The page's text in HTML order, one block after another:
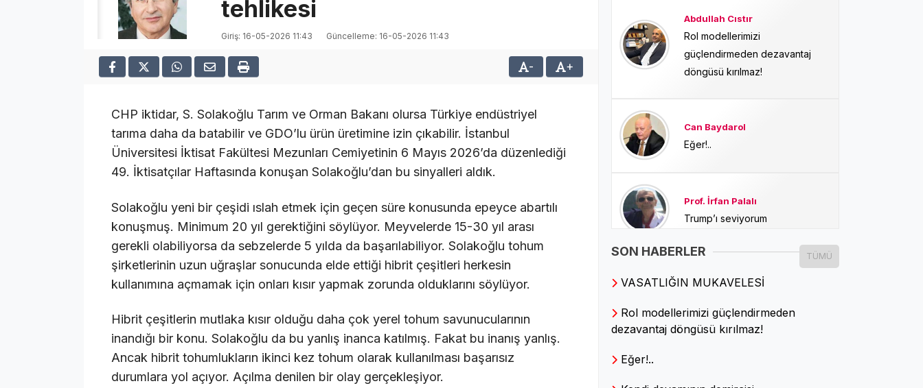
tehlikesi
Giriş: 16-05-2026 11:43 Güncelleme: 16-05-2026 11:43
- +
CHP iktidar, S. Solakoğlu Tarım ve Orman Bakanı olursa Türkiye endüstriyel
tarıma daha da batabilir ve GDO’lu ürün üretimine izin çıkabilir. İstanbul
Üniversitesi İktisat Fakültesi Mezunları Cemiyetinin 6 Mayıs 2026’da düzenlediği
49. İktisatçılar Haftasında konuşan Solakoğlu’dan bu sinyalleri aldık.
Solakoğlu yeni bir çeşidi ıslah etmek için geçen süre konusunda epeyce abartılı
konuşmuş. Minimum 20 yıl gerektiğini söylüyor. Meyvelerde 15-30 yıl arası
gerekli olabiliyorsa da sebzelerde 5 yılda da başarılabiliyor. Solakoğlu tohum
şirketlerinin uzun uğraşlar sonucunda elde ettiği hibrit çeşitleri herkesin
kullanımına açmamak için onları kısır yapmak zorunda olduklarını söylüyor.
Hibrit çeşitlerin mutlaka kısır olduğu daha çok yerel tohum savunucularının
inandığı bir konu. Solakoğlu da bu yanlış inanca katılmış. Fakat bu inanış yanlış.
Ancak hibrit tohumlukların ikinci kez tohum olarak kullanılması başarısız
durumlara yol açıyor. Açılma denilen bir olay gerçekleşiyor.
Abdullah Cıstır
Rol modellerimizi
güçlendirmeden dezavantaj
döngüsü kırılmaz!
Can Baydarol
Eğer!..
Prof. İrfan Palalı
Trump’ı seviyorum
SON HABERLER TÜMÜ
VASATLIĞIN MUKAVELESİ
Rol modellerimizi güçlendirmeden
dezavantaj döngüsü kırılmaz!
Eğer!..